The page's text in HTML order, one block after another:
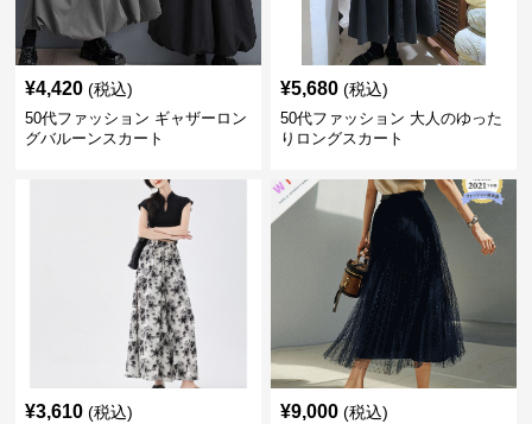
¥4,420 (税込)
50代ファッション ギャザーロン
グバルーンスカート
¥5,680 (税込)
50代ファッション 大人のゆった
りロングスカート
¥3,610 (税込) ¥9,000 (税込)